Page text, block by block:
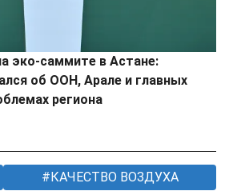
эко-саммите в Астане:
об ООН, Арале и главных
региона
КАЧЕСТВО ВОЗДУХА